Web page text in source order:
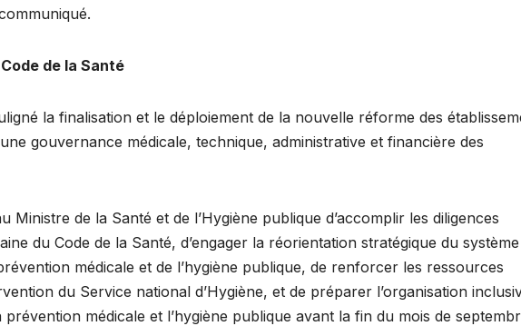
de la Santé
la finalisation et le déploiement de la nouvelle réforme des
gouvernance médicale, technique, administrative et financière des
Ministre de la Santé et de l’Hygiène publique d’accomplir les diligences
du Code de la Santé, d’engager la réorientation stratégique du
médicale et de l’hygiène publique, de renforcer les ressources
du Service national d’Hygiène, et de préparer l’organisation
médicale et l’hygiène publique avant la fin du mois de